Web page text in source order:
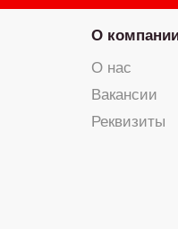
О
О нас
Вакансии
Реквизиты